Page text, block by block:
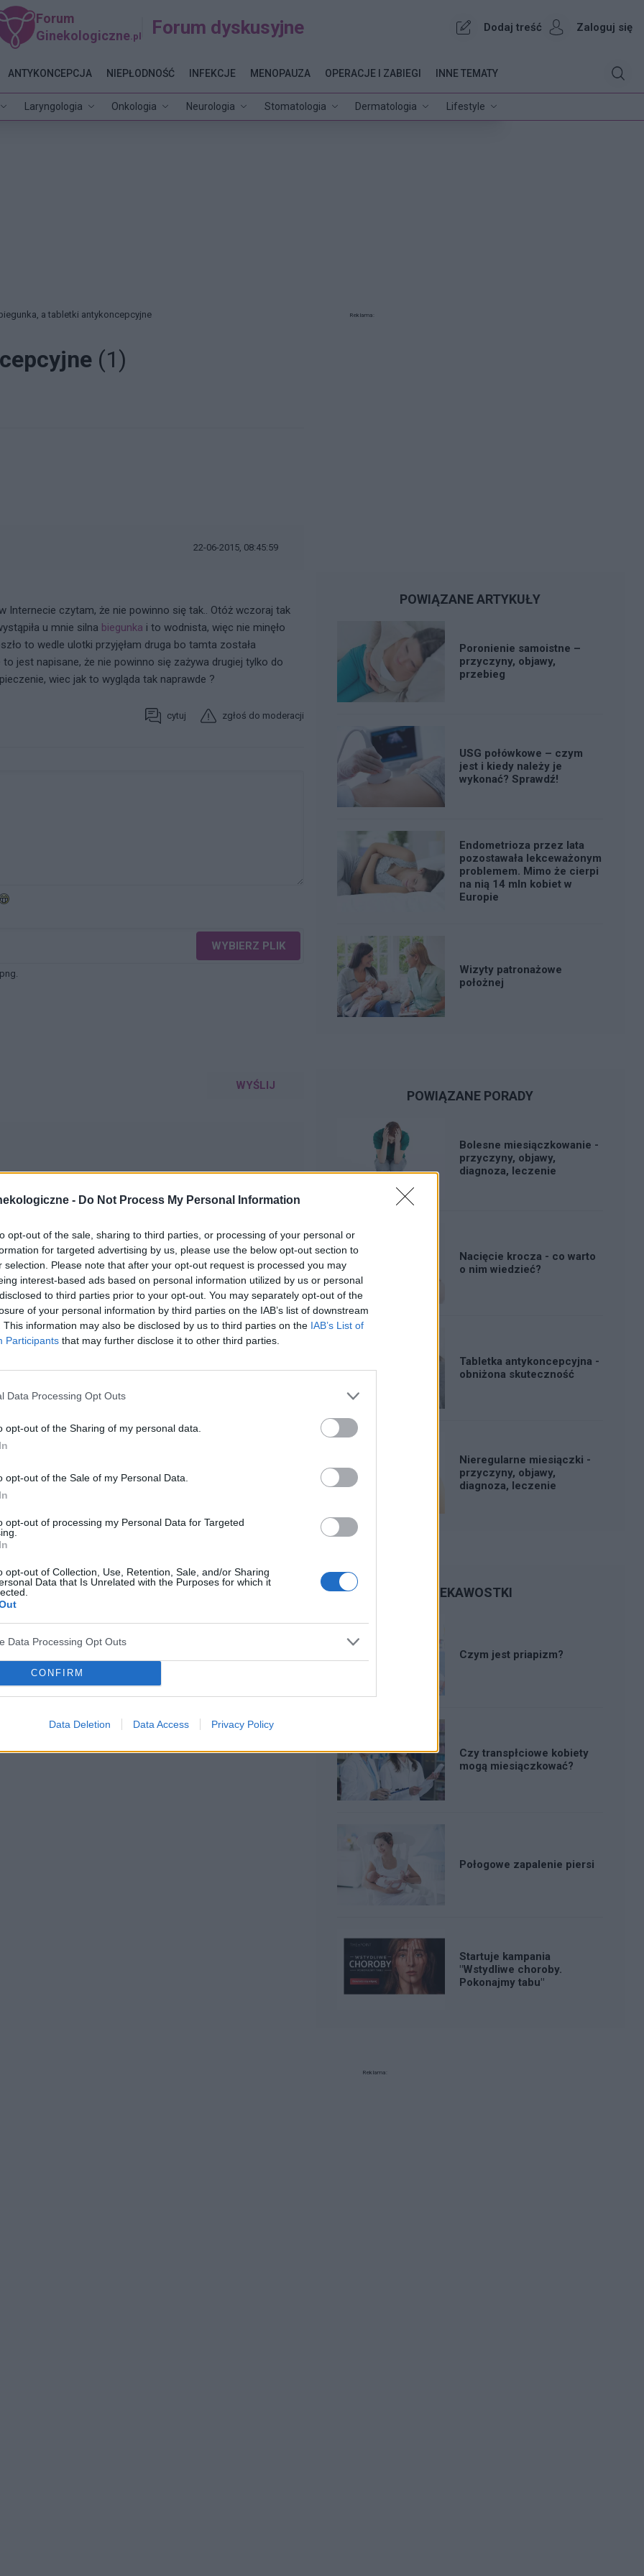
- Do Not Process My Personal Information
opt-out of the sale, sharing to third parties, or processing of your personal or
for targeted advertising by us, please use the below opt-out section to
selection. Please note that after your opt-out request is processed you may
interest-based ads based on personal information utilized by us or personal
to third parties prior to your opt-out. You may separately opt-out of the
of your personal information by third parties on the IAB’s list of downstream
This information may also be disclosed by us to third parties on the IAB’s List of
Participants that may further disclose it to other third parties.
Data Processing Opt Outs
opt-out of the Sharing of my personal data.
opt-out of the Sale of my Personal Data.
opt-out of processing my Personal Data for Targeted
opt-out of Collection, Use, Retention, Sale, and/or Sharing
Data that Is Unrelated with the Purposes for which it
Data Processing Opt Outs
CONFIRM
Data Deletion Data Access Privacy Policy
Forum
Ginekologiczne .pl Forum dyskusyjne Dodaj treść Zaloguj się
Laryngologia Onkologia Neurologia Stomatologia Dermatologia Lifestyle
ANTYKONCEPCJA NIEPŁODNOŚĆ INFEKCJE MENOPAUZA OPERACJE I ZABIEGI INNE TEMATY
biegunka, a tabletki antykoncepcyjne
(1)
22-06-2015, 08:45:59
Internecie czytam, że nie powinno się tak.. Otóż wczoraj tak
u mnie silna biegunka i to wodnista, więc nie minęło
to wedle ulotki przyjęłam druga bo tamta została
jest napisane, że nie powinno się zażywa drugiej tylko do
wiec jak to wygląda tak naprawde ?
cytuj zgłoś do moderacji
WYBIERZ PLIK
WYŚLIJ
, to robię kilka kulek w kształcie pięści przeważnie.
Co w takiej sytuacji może pomóc. ?
jakaś masc ?
tabletki mimo iż jestem 2 tygodnie
dzień ma znaczenia kiedy przyjęłam pierwszą tabletkę ?
sie prawie dwa lata. Po długich leczeniach
pozostał, czuję ciągły dyskomfort oraz mam
Posiewy są czyste. Lekarka chciałaby wykonac u
Może któraś z Was miala wykonywany tali zabieg i
Będę wdzięczna za wszelkie informacje
Reklama:
POWIĄZANE ARTYKUŁY
Poronienie samoistne –
przyczyny, objawy,
przebieg
USG połówkowe – czym
jest i kiedy należy je
wykonać? Sprawdź!
Endometrioza przez lata
pozostawała lekceważonym
problemem. Mimo że cierpi
na nią 14 mln kobiet w
Europie
Wizyty patronażowe
położnej
POWIĄZANE PORADY
Bolesne miesiączkowanie -
przyczyny, objawy,
diagnoza, leczenie
Nacięcie krocza - co warto
o nim wiedzieć?
Tabletka antykoncepcyjna -
obniżona skuteczność
Nieregularne miesiączki -
przyczyny, objawy,
diagnoza, leczenie
CIEKAWOSTKI
Czym jest priapizm?
Czy transpłciowe kobiety
mogą miesiączkować?
Połogowe zapalenie piersi
Startuje kampania
"Wstydliwe choroby.
Pokonajmy tabu"
Reklama: